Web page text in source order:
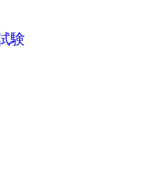
験